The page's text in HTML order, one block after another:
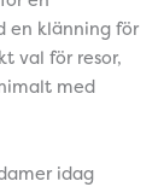
en klänning för
val för resor,
med
idag